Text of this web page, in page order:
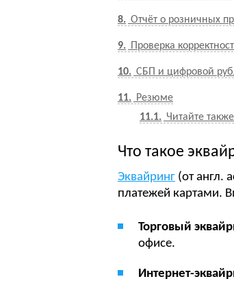
8 Отчёт о розничных
9 Проверка
10 СБП и цифровой
11
Резюме
11.1
Читайте также
Что такое
Эквайринг (от англ.
платежей картами.
Торговый
офисе.
Интернет-